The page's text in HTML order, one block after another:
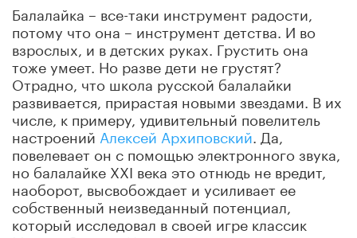
Балалайка – все-таки инструмент радости,
потому что она – инструмент детства. И во
взрослых, и в детских руках. Грустить она
тоже умеет. Но разве дети не грустят?
Отрадно, что школа русской балалайки
развивается, прирастая новыми звездами. В их
числе, к примеру, удивительный повелитель
настроений Алексей Архиповский . Да,
повелевает он с помощью электронного звука,
но балалайке XXI века это отнюдь не вредит,
наоборот, высвобождает и усиливает ее
собственный неизведанный потенциал,
который исследовал в своей игре классик